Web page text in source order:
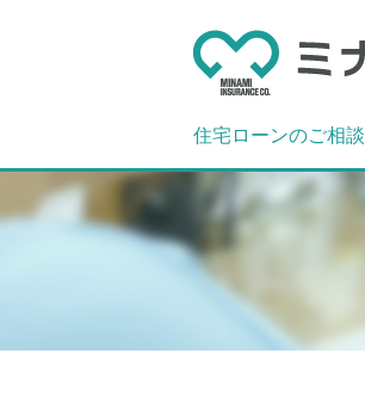
住宅ローンのご相談